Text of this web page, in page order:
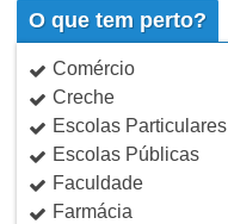
O que tem perto?
Comércio
Creche
Escolas Particulares
Escolas Públicas
Faculdade
Farmácia